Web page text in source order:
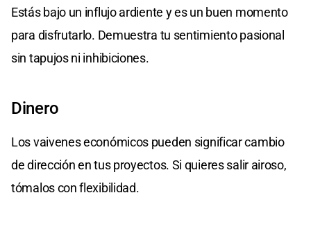
Estás bajo un influjo ardiente y es un buen momento
para disfrutarlo. Demuestra tu sentimiento pasional
sin tapujos ni inhibiciones.
Dinero
Los vaivenes económicos pueden significar cambio
de dirección en tus proyectos. Si quieres salir airoso,
tómalos con flexibilidad.